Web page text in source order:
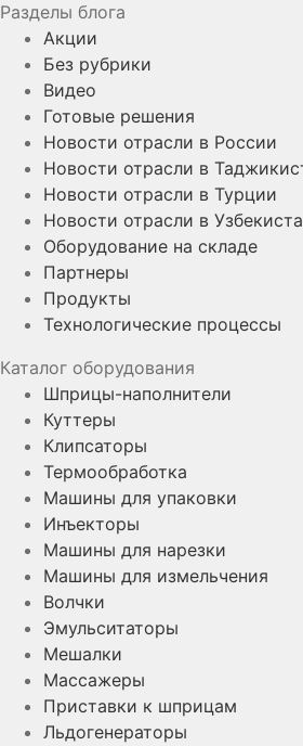
Разделы блога
Акции
Без рубрики
Видео
Готовые решения
Новости отрасли в России
Новости отрасли в
Новости отрасли в Турции
Новости отрасли в
Оборудование на складе
Партнеры
Продукты
Технологические процессы
Каталог оборудования
Шприцы-наполнители
Куттеры
Клипсаторы
Термообработка
Машины для упаковки
Инъекторы
Машины для нарезки
Машины для измельчения
Волчки
Эмульситаторы
Мешалки
Массажеры
Приставки к шприцам
Льдогенераторы